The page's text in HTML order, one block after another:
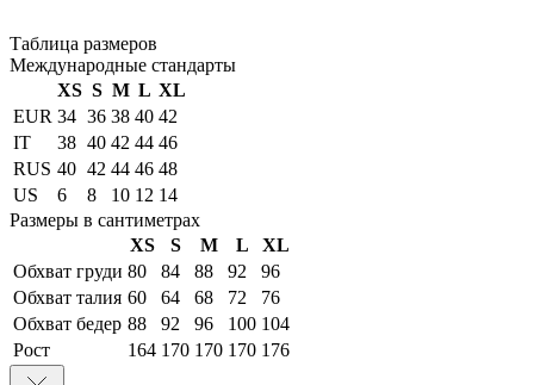
Таблица размеров
Международные стандарты
XS S M L XL
EUR 34 36 38 40 42
IT
38 40 42 44 46
RUS 40 42 44 46 48
US
6 8 10 12 14
Размеры в сантиметрах
XS
S M L
XL
Обхват груди 80 84 88 92
96
Обхват талия 60 64 68 72
76
Обхват бедер 88 92 96 100 104
Рост
164 170 170 170 176